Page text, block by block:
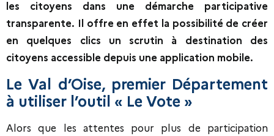
les citoyens dans une démarche participative
transparente. Il offre en effet la possibilité de créer
en quelques clics un scrutin à destination des
citoyens accessible depuis une application mobile.
Le Val d’Oise, premier Département
à utiliser l’outil « Le Vote »
Alors que les attentes pour plus de participation